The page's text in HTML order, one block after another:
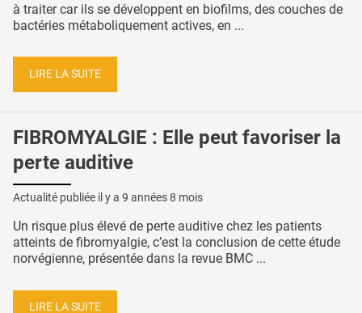
à traiter car ils se développent en biofilms, des couches de
bactéries métaboliquement actives, en ...
LIRE LA SUITE
FIBROMYALGIE : Elle peut favoriser la
perte auditive
Actualité publiée il y a 9 années 8 mois
Un risque plus élevé de perte auditive chez les patients
atteints de fibromyalgie, c’est la conclusion de cette étude
norvégienne, présentée dans la revue BMC ...
LIRE LA SUITE